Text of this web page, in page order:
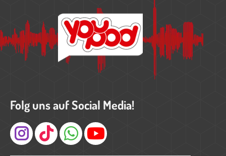
Folg uns auf Social Media!
Instagram